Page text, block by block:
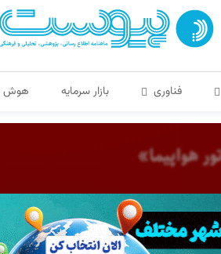
فناوری بازار سرمایه هوش